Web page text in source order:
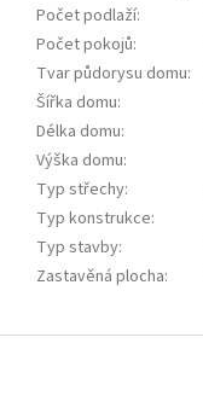
Počet podlaží:
Počet pokojů:
Tvar půdorysu domu:
Šířka domu:
Délka domu:
Výška domu:
Typ střechy:
Typ konstrukce:
Typ stavby:
Zastavěná plocha: